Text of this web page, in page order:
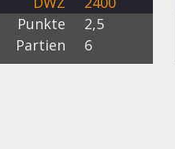
Punkte
2,5
Partien
6